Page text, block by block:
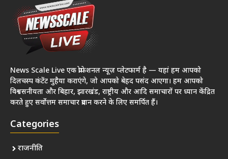
News Scale Live एक प्रोफेशनल न्यूज़ प्लेटफार्म है — यहां हम आपको
दिलचस्प कंटेंट मुहैया कराएंगे, जो आपको बेहद पसंद आएगा। हम आपको
विश्वसनीयता और बिहार, झारखंड, राष्ट्रीय और आदि समाचारों पर ध्यान केंद्रित
करते हुए सर्वोत्तम समाचार प्रदान करने के लिए समर्पित हैं।
Categories
राजनीति